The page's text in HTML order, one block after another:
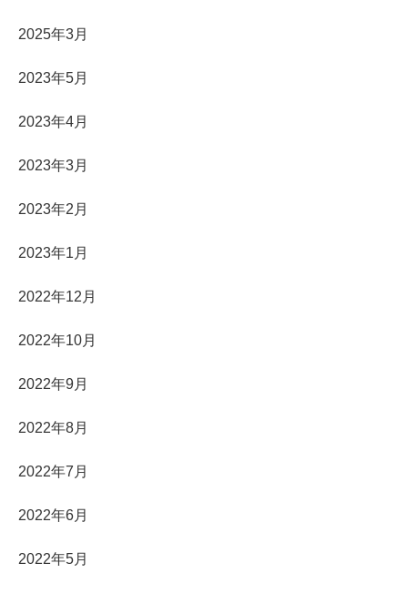
2025年3月
2023年5月
2023年4月
2023年3月
2023年2月
2023年1月
2022年12月
2022年10月
2022年9月
2022年8月
2022年7月
2022年6月
2022年5月